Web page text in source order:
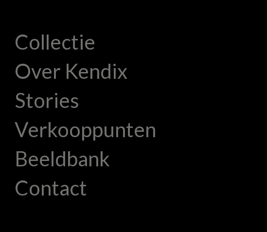
Collectie
Over Kendix
Stories
Verkooppunten
Beeldbank
Contact